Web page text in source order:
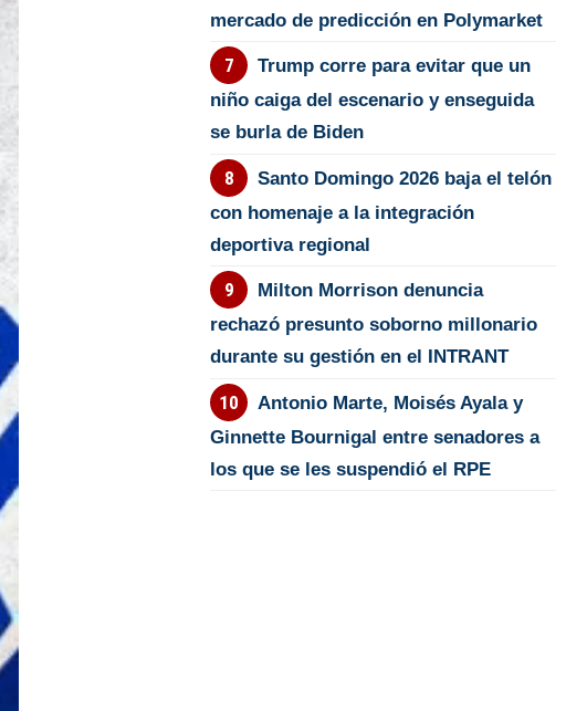
mercado de predicción en Polymarket
Trump corre para evitar que un
niño caiga del escenario y enseguida
se burla de Biden
Santo Domingo 2026 baja el telón
con homenaje a la integración
deportiva regional
Milton Morrison denuncia
rechazó presunto soborno millonario
durante su gestión en el INTRANT
Antonio Marte, Moisés Ayala y
Ginnette Bournigal entre senadores a
los que se les suspendió el RPE